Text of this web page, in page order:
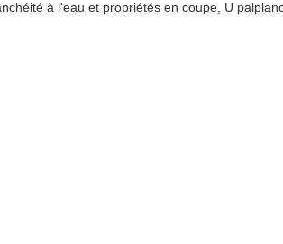
à l'eau et propriétés en coupe, U